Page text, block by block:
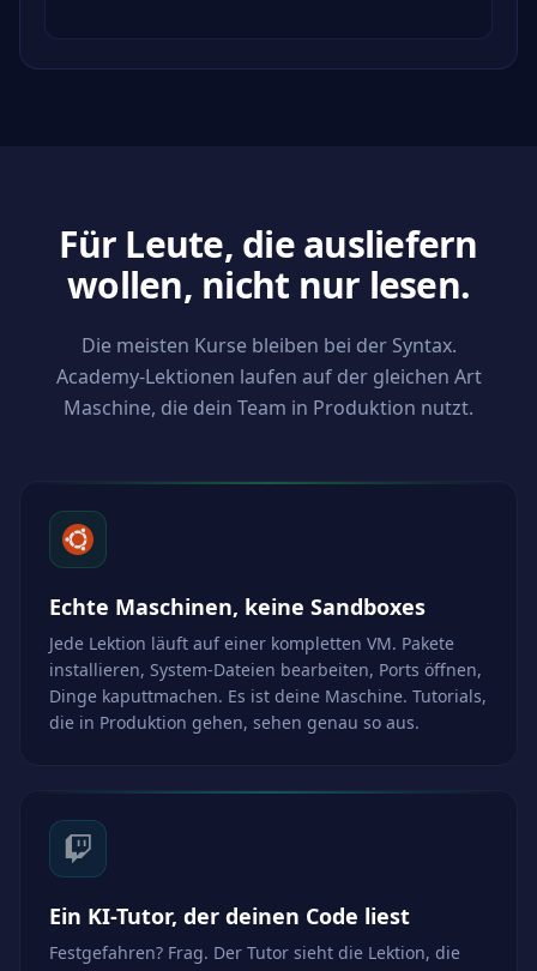
Für Leute, die ausliefern
wollen, nicht nur lesen.
Die meisten Kurse bleiben bei der Syntax.
Academy-Lektionen laufen auf der gleichen Art
Maschine, die dein Team in Produktion nutzt.
Echte Maschinen, keine Sandboxes
Jede Lektion läuft auf einer kompletten VM. Pakete
installieren, System-Dateien bearbeiten, Ports öffnen,
Dinge kaputtmachen. Es ist deine Maschine. Tutorials,
die in Produktion gehen, sehen genau so aus.
Ein KI-Tutor, der deinen Code liest
Festgefahren? Frag. Der Tutor sieht die Lektion, die